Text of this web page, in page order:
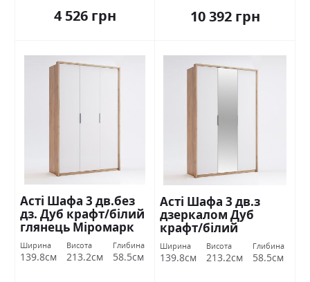
4 526 грн 10 392 грн
Асті Шафа 3 дв.без
дз. Дуб крафт/білий
глянець Міромарк
Ширина
139.8см
Висота
213.2см
Глибина
58.5см
Асті Шафа 3 дв.з
дзеркалом Дуб
крафт/білий
глянець Міромарк
Ширина
139.8см
Висота
213.2см
Глибина
58.5см